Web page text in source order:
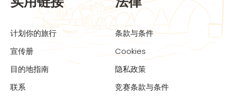
计划你的旅行
宣传册
目的地指南
联系
条款与条件
Cookies
隐私政策
竞赛条款与条件